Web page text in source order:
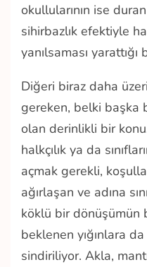
okullularının ise
sihirbazlık efektiyle
yanılsaması
Diğeri biraz daha
gereken, belki başka
olan derinlikli bir
halkçılık ya da
açmak gerekli,
ağırlaşan ve adına
köklü bir dönüşümün
beklenen yığınlara
sindiriliyor. Akla,